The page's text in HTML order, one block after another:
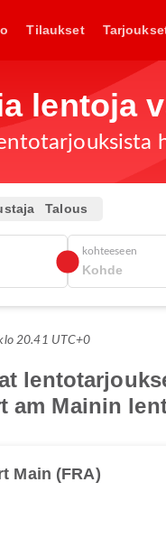
Tilaukset
lentoja
Talous
kohteeseen
20.41 UTC+0
am Mainin
Main (FRA)